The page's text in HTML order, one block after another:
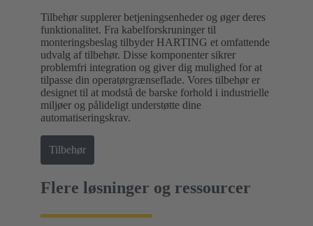
Tilbehør supplerer betjeningsenheder og øger deres
funktionalitet. Fra kabelforskruninger til
monteringsbeslag tilbyder HARTING et omfattende
udvalg af tilbehør. Disse komponenter sikrer
problemfri integration og giver dig mulighed for at
tilpasse din operatørgrænseflade. Vores tilbehør er
designet til at modstå de barske forhold i industrielle
miljøer og pålideligt understøtte dine
automatiseringskrav.
Tilbehør
Flere løsninger og ressourcer